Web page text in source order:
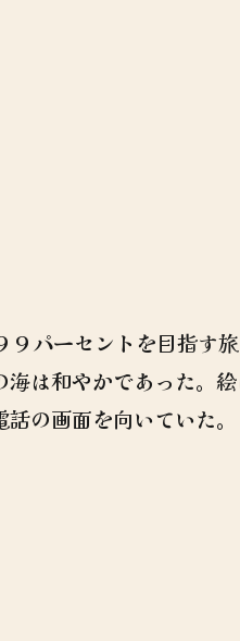
パーセントを目指す
は和やかであった。
の画面を向いていた。